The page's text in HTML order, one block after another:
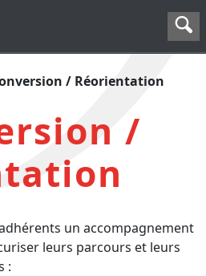
/ Réorientation
/
un accompagnement
leurs parcours et leurs
: